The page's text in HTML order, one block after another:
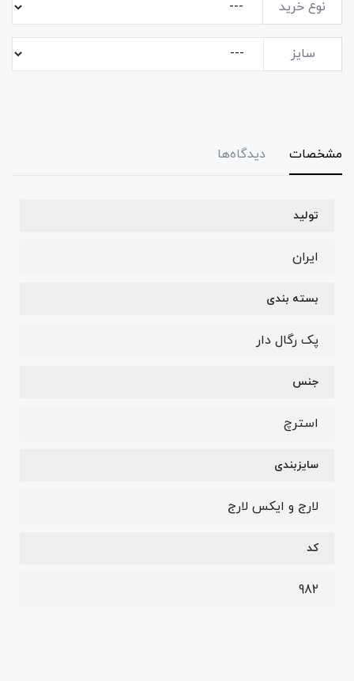
نوع خرید
سایز
مشخصات دیدگاه‌ها
تولید
ایران
بسته بندی
پک رگال دار
جنس
استرچ
سایزبندی
لارج و ایکس لارج
کد
982